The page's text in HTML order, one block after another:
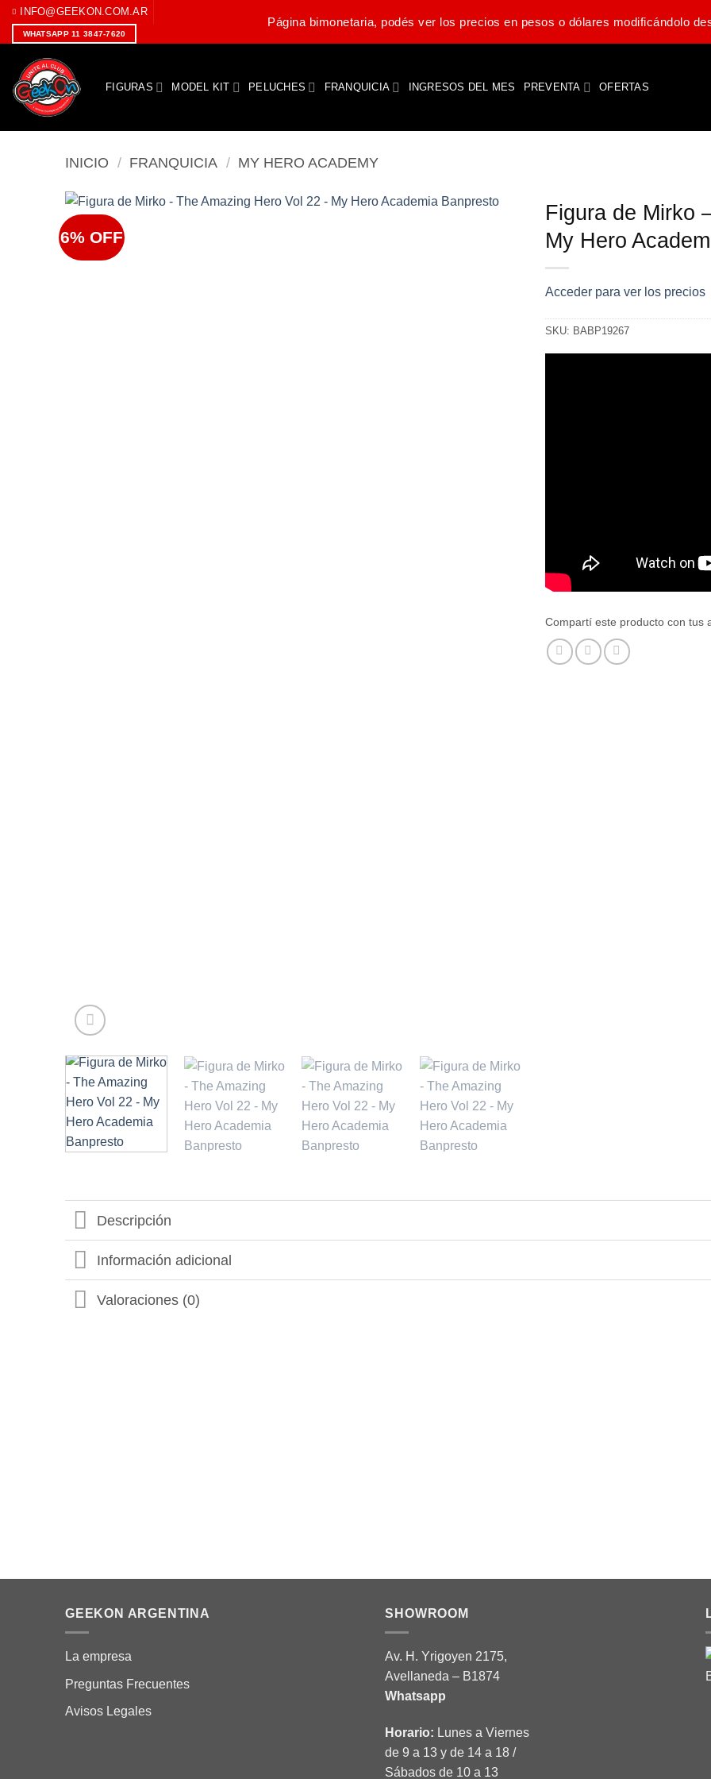
SaltarINFO@GEEKON.COM.AR
WHATSAPP 11 3847-7620
Página bimonetaria, podés ver los precios en pesos o dólares modificándolo
FIGURAS MODEL KIT PELUCHES FRANQUICIA INGRESOS DEL MES PREVENTA OFERTAS
INICIO / FRANQUICIA / MY HERO ACADEMY
6% OFF
Figura de Mirko
My Hero
Acceder para ver los precios
SKU: BABP19267
Compartí este producto con tus
Descripción
Información adicional
Valoraciones (0)
GEEKON ARGENTINA
La empresa
Preguntas Frecuentes
Avisos Legales
SHOWROOM
Av. H. Yrigoyen 2175,
Avellaneda – B1874
Whatsapp
Horario: Lunes a Viernes
de 9 a 13 y de 14 a 18 /
Sábados de 10 a 13